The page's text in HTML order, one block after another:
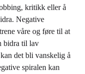
kritikk eller å
Negative
våre og føre til at
bidra til lav
det bli vanskelig å
spiralen kan